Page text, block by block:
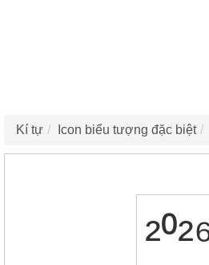
Kí tự Icon biểu tượng đặc biệt